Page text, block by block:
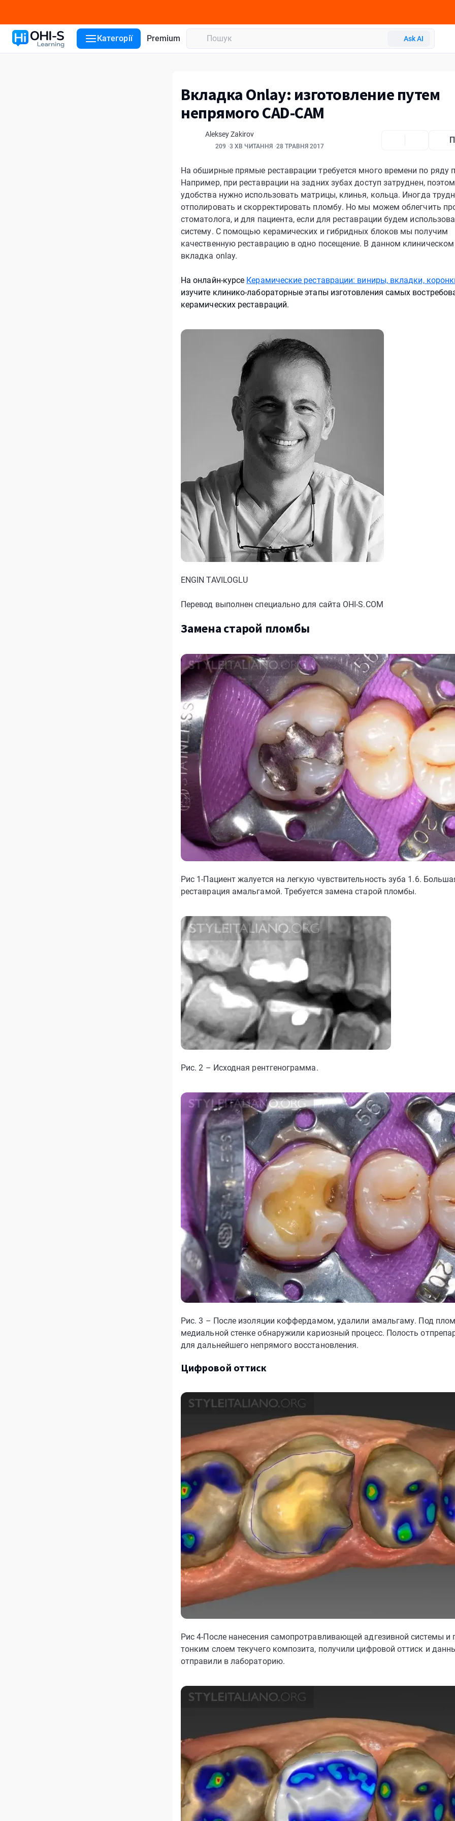
Категорії Premium Ask AI
Вкладка Onlay: изготовление путем
непрямого CAD-CAM
Aleksey Zakirov
209 3 ХВ ЧИТАННЯ 28 ТРАВНЯ 2017
На обширные прямые реставрации требуется много времени по ряду
Например, при реставрации на задних зубах доступ затруднен,
удобства нужно использовать матрицы, клинья, кольца. Иногда
отполировать и скорректировать пломбу. Но мы можем облегчить
стоматолога, и для пациента, если для реставрации будем
систему. С помощью керамических и гибридных блоков мы получим
качественную реставрацию в одно посещение. В данном клиническом
вкладка onlay.
На онлайн-курсе Керамические реставрации: виниры, вкладки,
изучите клинико-лабораторные этапы изготовления самых
керамических реставраций.
ENGIN TAVILOGLU
Перевод выполнен специально для сайта OHI-S.COM
Замена старой пломбы
Рис 1-Пациент жалуется на легкую чувствительность зуба 1.6.
реставрация амальгамой. Требуется замена старой пломбы.
Рис. 2 – Исходная рентгенограмма.
Рис. 3 – После изоляции коффердамом, удалили амальгаму. Под
медиальной стенке обнаружили кариозный процесс. Полость
для дальнейшего непрямого восстановления.
Цифровой оттиск
Рис 4-После нанесения самопротравливающей адгезивной системы и
тонким слоем текучего композита, получили цифровой оттиск и
отправили в лабораторию.